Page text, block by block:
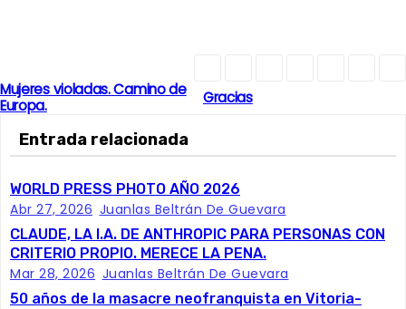
N
v
e
g
a
Gracias
Mujeres violadas. Camino de
Europa.
Entrada relacionada
WORLD PRESS PHOTO AÑO 2026
Abr 27, 2026 Juanlas Beltrán De Guevara
CLAUDE, LA I.A. DE ANTHROPIC PARA PERSONAS CON
CRITERIO PROPIO. MERECE LA PENA.
Mar 28, 2026 Juanlas Beltrán De Guevara
50 años de la masacre neofranquista en Vitoria-